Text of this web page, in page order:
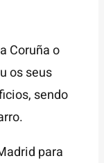
Coruña o
os seus
sendo
para